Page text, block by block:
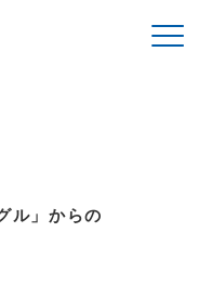
ル」からの